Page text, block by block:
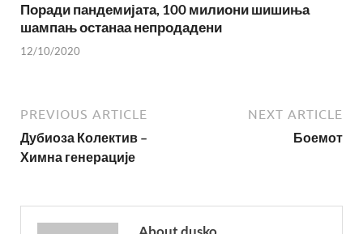
Поради пандемијата, 100 милиони шишиња
шампањ останаа непродадени
12/10/2020
PREVIOUS ARTICLE
Дубиоза Колектив –
Химна генерације
NEXT ARTICLE
Боемот